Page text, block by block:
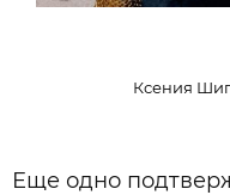
Ксения
Еще одно